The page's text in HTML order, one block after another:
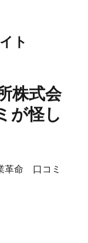
ト
株式会
が怪し
革命 口コミ